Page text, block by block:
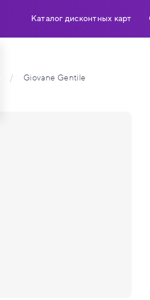
Каталог дисконтных карт
/ Giovane Gentile